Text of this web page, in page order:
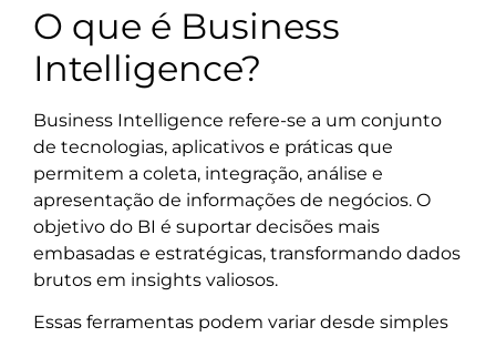
O que é Business
Intelligence?
Business Intelligence refere-se a um conjunto
de tecnologias, aplicativos e práticas que
permitem a coleta, integração, análise e
apresentação de informações de negócios. O
objetivo do BI é suportar decisões mais
embasadas e estratégicas, transformando dados
brutos em insights valiosos.
Essas ferramentas podem variar desde simples